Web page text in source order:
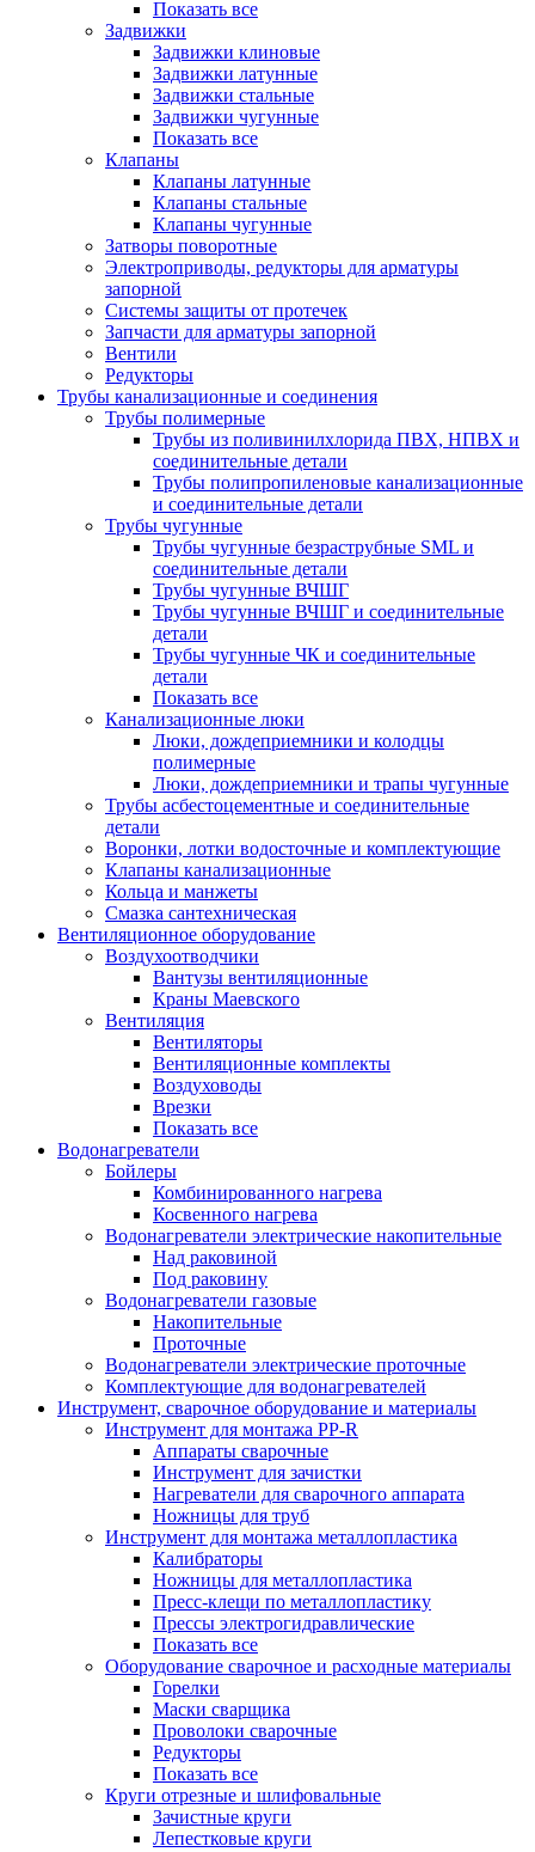
Показать все
Задвижки
Задвижки клиновые
Задвижки латунные
Задвижки стальные
Задвижки чугунные
Показать все
Клапаны
Клапаны латунные
Клапаны стальные
Клапаны чугунные
Затворы поворотные
Электроприводы, редукторы для арматуры
запорной
Системы защиты от протечек
Запчасти для арматуры запорной
Вентили
Редукторы
Трубы канализационные и соединения
Трубы полимерные
Трубы из поливинилхлорида ПВХ, НПВХ и
соединительные детали
Трубы полипропиленовые канализационные
и соединительные детали
Трубы чугунные
Трубы чугунные безраструбные SML и
соединительные детали
Трубы чугунные ВЧШГ
Трубы чугунные ВЧШГ и соединительные
детали
Трубы чугунные ЧК и соединительные
детали
Показать все
Канализационные люки
Люки, дождеприемники и колодцы
полимерные
Люки, дождеприемники и трапы чугунные
Трубы асбестоцементные и соединительные
детали
Воронки, лотки водосточные и комплектующие
Клапаны канализационные
Кольца и манжеты
Смазка сантехническая
Вентиляционное оборудование
Воздухоотводчики
Вантузы вентиляционные
Краны Маевского
Вентиляция
Вентиляторы
Вентиляционные комплекты
Воздуховоды
Врезки
Показать все
Водонагреватели
Бойлеры
Комбинированного нагрева
Косвенного нагрева
Водонагреватели электрические накопительные
Над раковиной
Под раковину
Водонагреватели газовые
Накопительные
Проточные
Водонагреватели электрические проточные
Комплектующие для водонагревателей
Инструмент, сварочное оборудование и материалы
Инструмент для монтажа PP-R
Аппараты сварочные
Инструмент для зачистки
Нагреватели для сварочного аппарата
Ножницы для труб
Инструмент для монтажа металлопластика
Калибраторы
Ножницы для металлопластика
Пресс-клещи по металлопластику
Прессы электрогидравлические
Показать все
Оборудование сварочное и расходные материалы
Горелки
Маски сварщика
Проволоки сварочные
Редукторы
Показать все
Круги отрезные и шлифовальные
Зачистные круги
Лепестковые круги